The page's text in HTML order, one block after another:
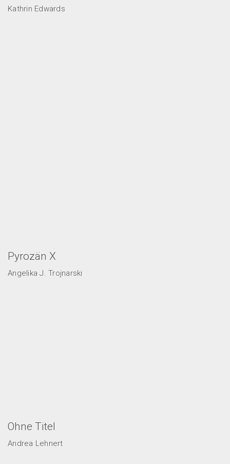
Kathrin Edwards
Pyrozän X
Angelika J. Trojnarski
Ohne Titel
Andrea Lehnert